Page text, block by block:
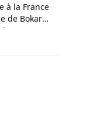
à la France
de Bokar